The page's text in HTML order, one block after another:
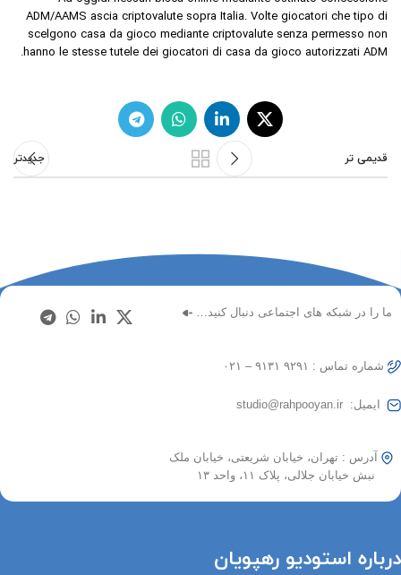
ADM/AAMS ascia criptovalute sopra Italia. Volte giocatori che tipo di
scelgono casa da gioco mediante criptovalute senza permesso non
hanno le stesse tutele dei giocatori di casa da gioco autorizzati ADM.
جدیدتر قدیمی تر
ما را در شبکه های اجتماعی دنبال کنید…
شماره تماس : ۹۲۹۱ ۹۱۳۱ – ۰۲۱
ایمیل: studio@rahpooyan.ir
آدرس : تهران، خیابان شریعتی، خیابان ملک
نبش خیابان جلالی، پلاک ۱۱، واحد ۱۳
درباره استودیو رهپویان